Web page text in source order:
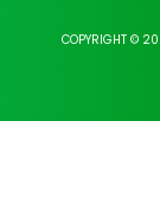
COPYRIGHT ©